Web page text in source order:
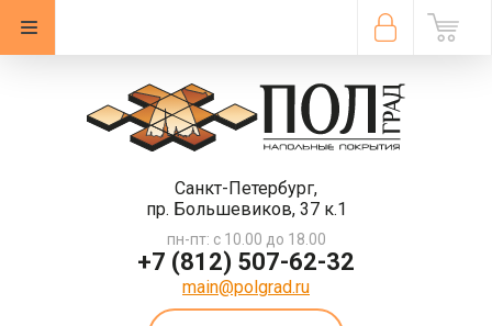
Санкт-Петербург,
пр. Большевиков, 37 к.1
пн-пт: с 10.00 до 18.00
+7 (812) 507-62-32
main@polgrad.ru